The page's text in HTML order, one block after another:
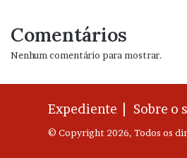
Comentários
Nenhum comentário para mostrar.
Expediente | Sobre o
© Copyright 2026, Todos os